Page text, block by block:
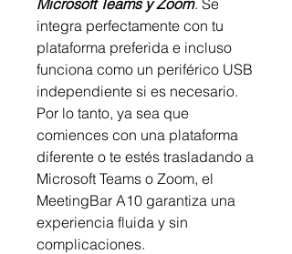
Microsoft Teams y Zoom. Se
integra perfectamente con tu
plataforma preferida e incluso
funciona como un periférico USB
independiente si es necesario.
Por lo tanto, ya sea que
comiences con una plataforma
diferente o te estés trasladando a
Microsoft Teams o Zoom, el
MeetingBar A10 garantiza una
experiencia fluida y sin
complicaciones.